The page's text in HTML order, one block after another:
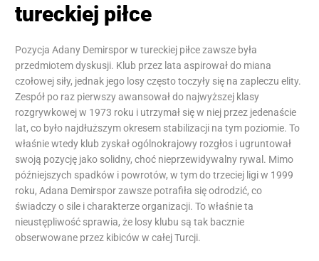
tureckiej piłce
Pozycja Adany Demirspor w tureckiej piłce zawsze była
przedmiotem dyskusji. Klub przez lata aspirował do miana
czołowej siły, jednak jego losy często toczyły się na zapleczu elity.
Zespół po raz pierwszy awansował do najwyższej klasy
rozgrywkowej w 1973 roku i utrzymał się w niej przez jedenaście
lat, co było najdłuższym okresem stabilizacji na tym poziomie. To
właśnie wtedy klub zyskał ogólnokrajowy rozgłos i ugruntował
swoją pozycję jako solidny, choć nieprzewidywalny rywal. Mimo
późniejszych spadków i powrotów, w tym do trzeciej ligi w 1999
roku, Adana Demirspor zawsze potrafiła się odrodzić, co
świadczy o sile i charakterze organizacji. To właśnie ta
nieustępliwość sprawia, że losy klubu są tak bacznie
obserwowane przez kibiców w całej Turcji.